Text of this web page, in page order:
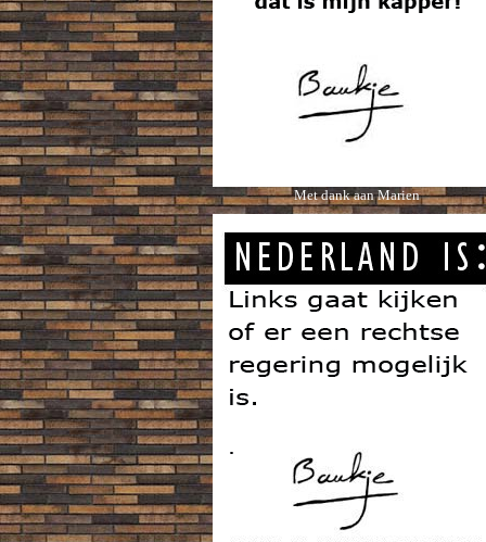
Met dank aan Marien